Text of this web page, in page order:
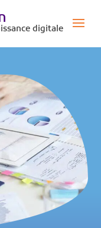
digitale